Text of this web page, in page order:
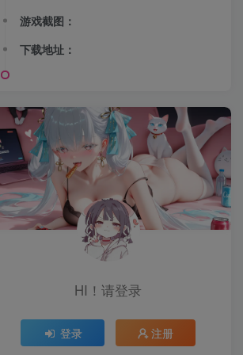
游戏截图：
下载地址：
HI！请登录
登录 注册